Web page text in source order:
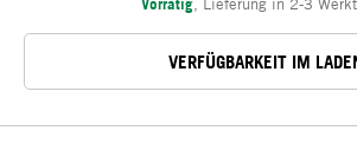
VERFÜGBARKEIT IM